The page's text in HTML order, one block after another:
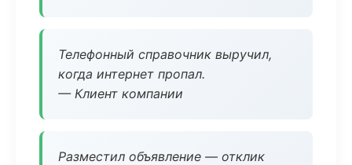
Телефонный справочник выручил,
когда интернет пропал.
— Клиент компании
Разместил объявление — отклик